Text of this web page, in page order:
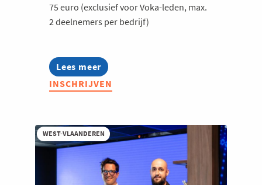
75 euro (exclusief voor Voka-leden, max.
2 deelnemers per bedrijf)
Lees meer
about
Voka
Ladies:
Fashion
INSCHRIJVEN
WEST-VLAANDEREN